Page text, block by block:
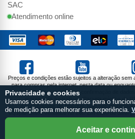
SAC
Atendimento online
Preços e condições estão sujeitos a alteração sem
para compras pela internet, nesta data ou
Vendas sujeitas a análise e confirmação de
meramente ilustrativas. Parcela mínima de
disponibilidade de estoque. Não nos
equipamentos vendidos no site. Em caso de
NTS DO BRASIL COMERCIO DE MAQUINAS E
05.984.457/0001-00 / I.E.: 286.663.859.110 /
Privacidade e cookies
Usamos cookies necessários para o
de medição para melhorar sua experiência.
Aceitar e